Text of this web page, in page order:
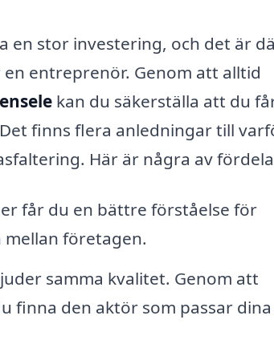
en stor investering, och det är
entreprenör. Genom att alltid
kan du säkerställa att du
finns flera anledningar till
Här är några av
får du en bättre förståelse för
företagen.
samma kvalitet. Genom att
finna den aktör som passar